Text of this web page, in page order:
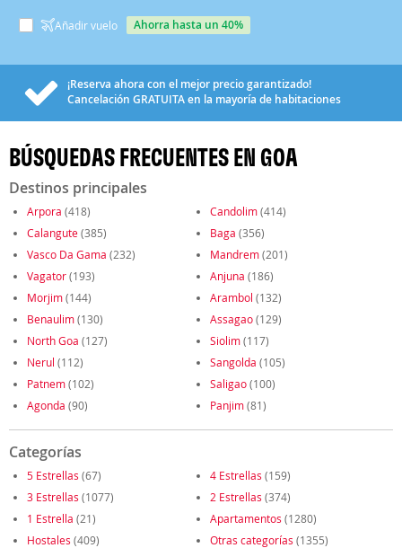
Añadir vuelo ahorra hasta un 40%
¡Reserva ahora con el mejor precio garantizado!
Cancelación GRATUITAen la mayoría de habitaciones
BÚSQUEDAS FRECUENTES EN GOA
Destinos principales
Arpora (418) Candolim(414)
Calangute(385) Baga (356)
Vasco Da Gama (232) Mandrem(201)
Vagator(193) Anjuna (186)
Morjim(144) Arambol (132)
Benaulim(130) Assagao(129)
North Goa (127) Siolim(117)
Nerul (112) Sangolda (105)
Patnem(102) Saligao(100)
Agonda (90) Panjim(81)
Categorías
5 Estrellas (67) 4 Estrellas (159)
3 Estrellas (1077) 2 Estrellas (374)
1 Estrella (21) Apartamentos (1280)
Hostales (409) Otras categorías (1355)